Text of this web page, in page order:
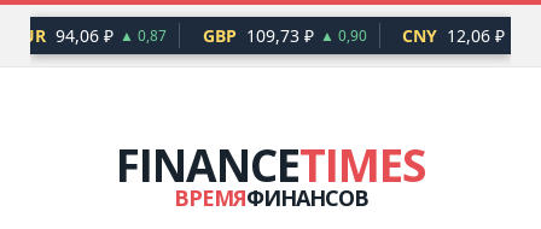
EUR 94,06 ₽ ▲ 0,87 GBP 109,73 ₽ ▲ 0,90 CNY 12,06 ₽ ▲
FINANCETIMES
ВРЕМЯФИНАНСОВ